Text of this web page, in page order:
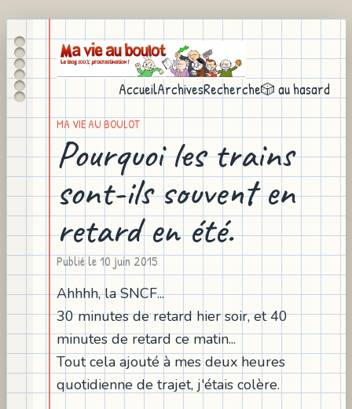
AccueilArchivesRecherche🎲 au hasard
MA VIE AU BOULOT
Pourquoi les trains
sont-ils souvent en
retard en été.
Publié le10 juin 2015
Ahhhh, la SNCF...
30 minutes de retard hier soir, et 40
minutes de retard ce matin...
Tout cela ajouté à mes deux heures
quotidienne de trajet, j'étais colère.